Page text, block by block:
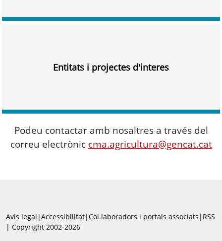
Entitats i projectes d'interes
Podeu contactar amb nosaltres a través del
correu electrònic cma.agricultura@gencat.cat
Avís legal |Accessibilitat|Col.laboradors i portals associats | RSS
| Copyright 2002-2026